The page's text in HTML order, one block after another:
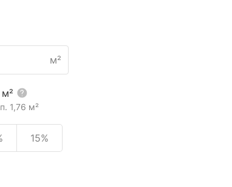
м²
м²
1,76 м²
15%